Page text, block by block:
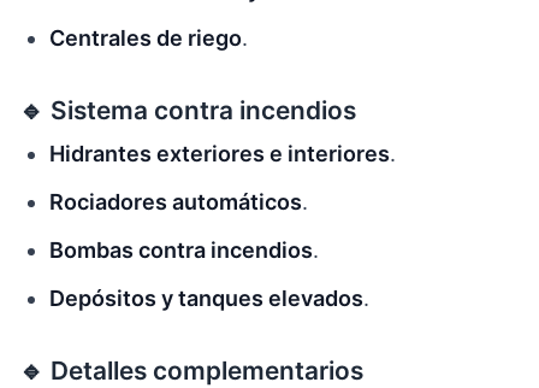
Centrales de riego.
🔹 Sistema contra incendios
Hidrantes exteriores e interiores.
Rociadores automáticos.
Bombas contra incendios.
Depósitos y tanques elevados.
🔹 Detalles complementarios